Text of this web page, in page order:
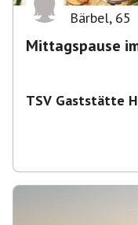
Bärbel, 65
Mittagspause
TSV Gaststätte